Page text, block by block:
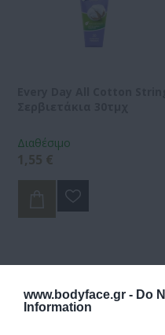
www.bodyface.gr - Do
Information
Διαθέσιμο
1,55 €